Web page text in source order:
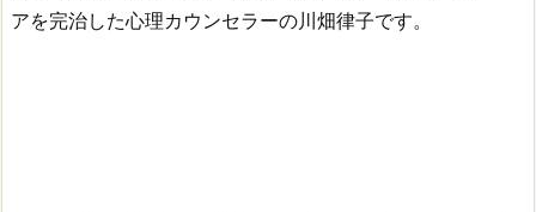
アを完治した心理カウンセラーの川畑律子です。